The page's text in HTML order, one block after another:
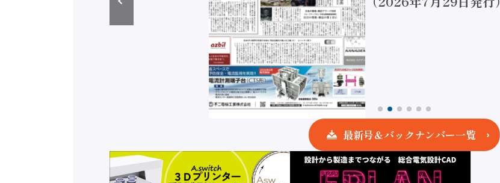
最新号＆バックナンバー一覧